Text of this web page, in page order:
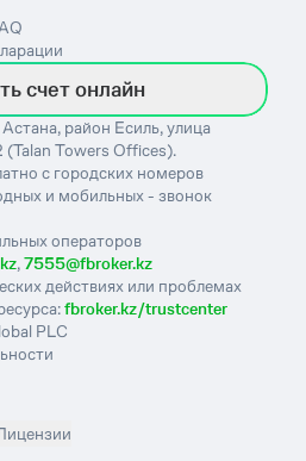
счет онлайн
район Есиль, улица
(Talan Towers Offices).
с городских номеров
и мобильных - звонок
операторов
,7555@fbroker.kz
действиях или проблемах
fbroker.kz/trustcenter
PLC